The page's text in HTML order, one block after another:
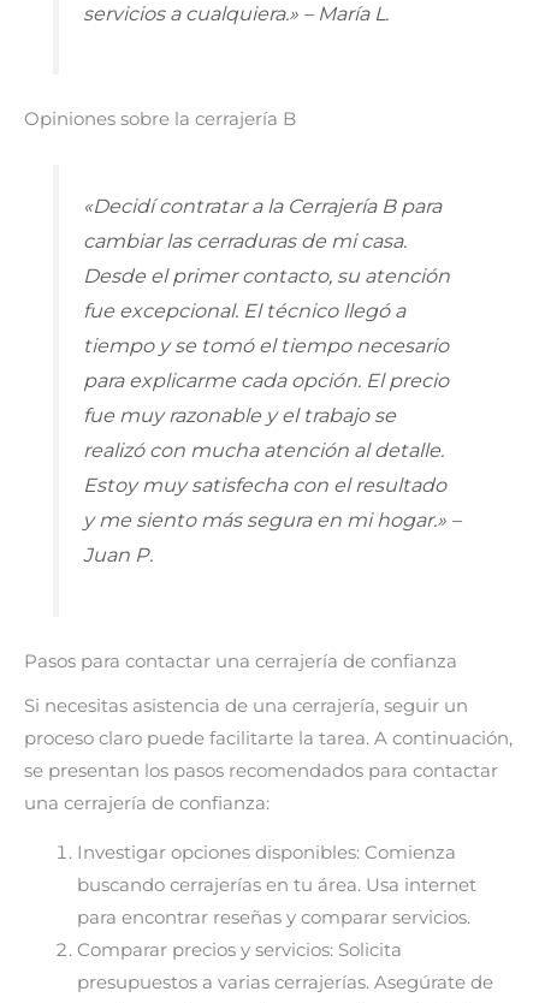
servicios a cualquiera.» – María L.
Opiniones sobre la cerrajería B
«Decidí contratar a la Cerrajería B para
cambiar las cerraduras de mi casa.
Desde el primer contacto, su atención
fue excepcional. El técnico llegó a
tiempo y se tomó el tiempo necesario
para explicarme cada opción. El precio
fue muy razonable y el trabajo se
realizó con mucha atención al detalle.
Estoy muy satisfecha con el resultado
y me siento más segura en mi hogar.» –
Juan P.
Pasos para contactar una cerrajería de confianza
Si necesitas asistencia de una cerrajería, seguir un
proceso claro puede facilitarte la tarea. A continuación,
se presentan los pasos recomendados para contactar
una cerrajería de confianza:
Investigar opciones disponibles: Comienza
buscando cerrajerías en tu área. Usa internet
para encontrar reseñas y comparar servicios.
Comparar precios y servicios: Solicita
presupuestos a varias cerrajerías. Asegúrate de